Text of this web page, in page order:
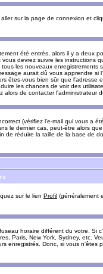
sur la page de connexion et
été entrés, alors il y a deux
devrez suivre les instructions
les nouveaux enregistrements
aurait dû vous apprendre si
êtes-vous bien sûr que l'adresse
les chances de voir des
de contacter l'administrateur
(vérifiez l'e-mail qui vous a
le dernier cas, peut-être alors
de réduire la taille de la base de
sur le lien Profil (généralement
horaire différent du votre. Si
Paris, New York, Sydney, etc.
enregistrés. Donc, si vous n'êtes